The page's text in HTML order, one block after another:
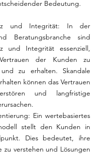
Bedeutung.
und Integrität: In der
Beratungsbranche sind
und Integrität essenziell,
der Kunden zu
zu erhalten. Skandale
können das Vertrauen
und langfristige
Ein wertebasiertes
stellt den Kunden in
Dies bedeutet, ihre
zu verstehen und Lösungen